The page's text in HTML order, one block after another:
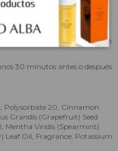
de los labios.
de sarro y una vez en caso
30 minutos antes o después
Polysorbate 20, Cinnamon
Grandis (Grapefruit) Seed
Mentha Viridis (Spearmint)
Leaf Oil, Fragrance, Potassium